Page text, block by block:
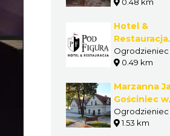
Podzamcze
Karczma
Rycerska
Podzamcze
Hotel &
Restauracja
"Pod Figurą"
Ogrodzieniec